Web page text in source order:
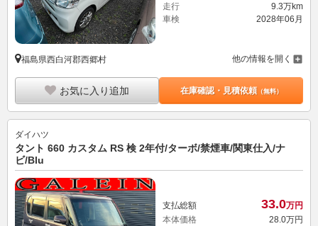
走行
9.3万km
車検
2028年06月
福島県西白河郡西郷村 他の情報を開く
お気に入り追加 在庫確認・見積依頼（無料）
ダイハツ
タント 660 カスタム RS 検 2年付/ターボ/禁煙車/関東仕入/ナ
ビ/Blu
支払総額 33.0万円
本体価格
28.0万円